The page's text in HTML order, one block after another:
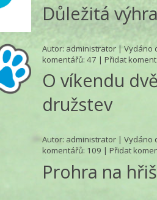
Důležitá
Autor: administrator| Vydáno
komentářů: 47 | Přidat
O víkendu
družstev
Autor: administrator| Vydáno
komentářů: 109 | Přidat
Prohra na